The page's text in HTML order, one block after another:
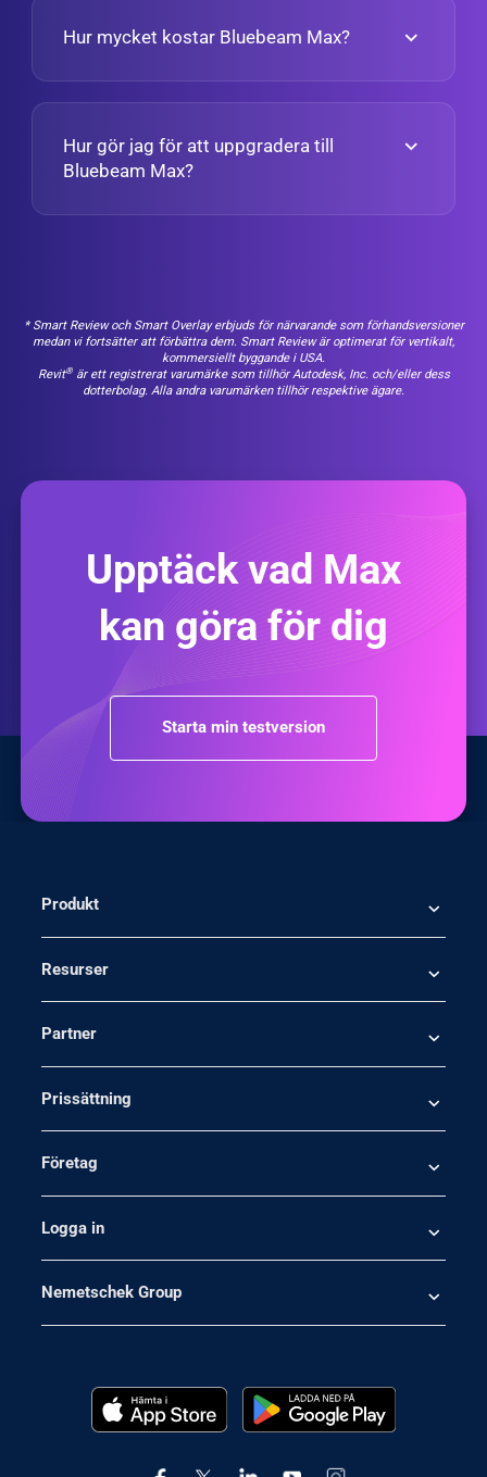
Hur mycket kostar Bluebeam Max?
Hur gör jag för att uppgradera till
Bluebeam Max?
* Smart Review och Smart Overlay erbjuds för närvarande som förhandsversioner
medan vi fortsätter att förbättra dem. Smart Review är optimerat för vertikalt,
kommersiellt byggande i USA.
Revit®är ett registrerat varumärke som tillhör Autodesk, Inc. och/eller dess
dotterbolag. Alla andra varumärken tillhör respektive ägare.
Upptäck vad Max
kan göra för dig
Starta min testversion
Produkt
Resurser
Partner
Prissättning
Företag
Logga in
Nemetschek Group